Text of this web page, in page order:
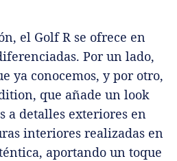
el Golf R se ofrece en
Por un lado,
ya conocemos, y por otro,
que añade un look
a detalles exteriores en
interiores realizadas en
aportando un toque